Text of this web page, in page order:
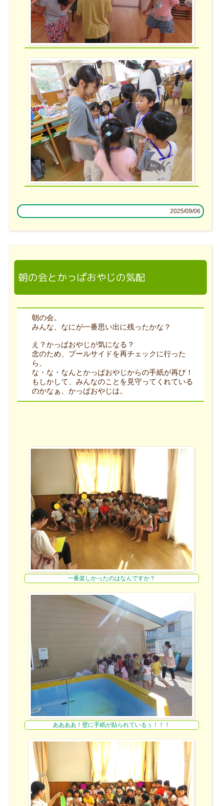
2025/09/06
朝の会とかっぱおやじの気配
朝の会。
みんな、なにが一番思い出に残ったかな？
え？かっぱおやじが気になる？
念のため、プールサイドを再チェックに行った
ら、
な・な・なんとかっぱおやじからの手紙が再び！
もしかして、みんなのことを見守ってくれている
のかなぁ、かっぱおやじは。
一番楽しかったのはなんですか？
ああああ！壁に手紙が貼られているぅ！！！